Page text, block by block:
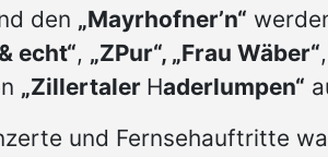
den „Mayrhofner’n“
echt“, „ZPur“, „Frau Wäber“,
„Zillertaler Haderlumpen“
und Fernsehauftritte